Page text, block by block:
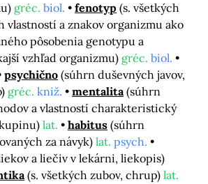
gréc. biol. fenotyp (s. všetkých
vlastností a znakov organizmu ako
pôsobenia genotypu a
vzhľad organizmu) gréc. biol.
psychično (súhrn duševných javov,
gréc. kniž. mentalita (súhrn
a vlastností charakteristický
lat. habitus (súhrn
za návyk) lat. psych.
a liečiv v lekárni, liekopis)
(s. všetkých zubov, chrup) lat.